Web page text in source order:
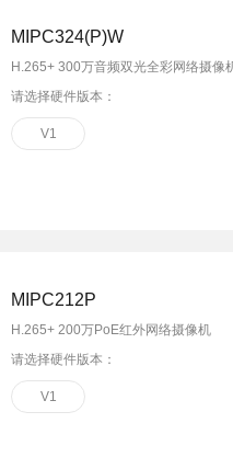
MIPC324(P)W
H.265+ 300万音频双光全彩网络摄像
请选择硬件版本：
V1
MIPC212P
H.265+ 200万PoE红外网络摄像机
请选择硬件版本：
V1